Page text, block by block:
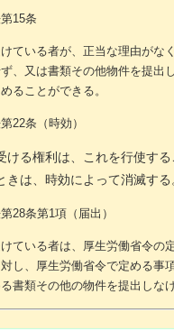
15条
ている者が、正当な理由がな
、又は書類その他物件を提出
ることができる。
22条（時効）
ける権利は、これを行使す
きは、時効によって消滅する
28条第1項（届出）
ている者は、厚生労働省令の
し、厚生労働省令で定める事
書類その他の物件を提出しな